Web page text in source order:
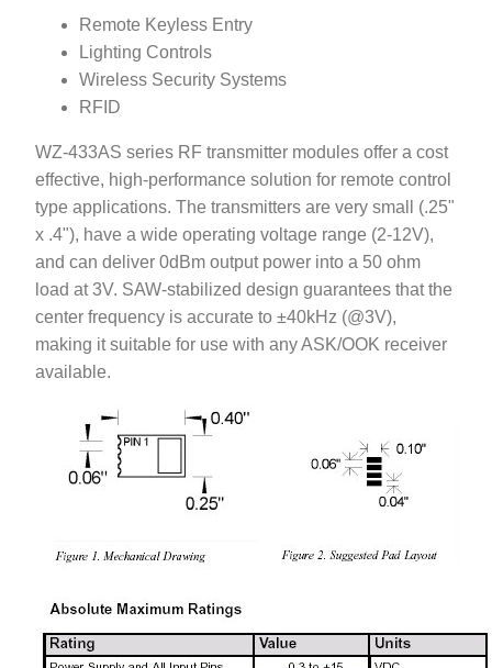
Remote Keyless Entry
Lighting Controls
Wireless Security Systems
RFID
WZ-433AS series RF transmitter modules offer a cost
effective, high-performance solution for remote control
type applications. The transmitters are very small (.25"
x .4"), have a wide operating voltage range (2-12V),
and can deliver 0dBm output power into a 50 ohm
load at 3V. SAW-stabilized design guarantees that the
center frequency is accurate to ±40kHz (@3V),
making it suitable for use with any ASK/OOK receiver
available.